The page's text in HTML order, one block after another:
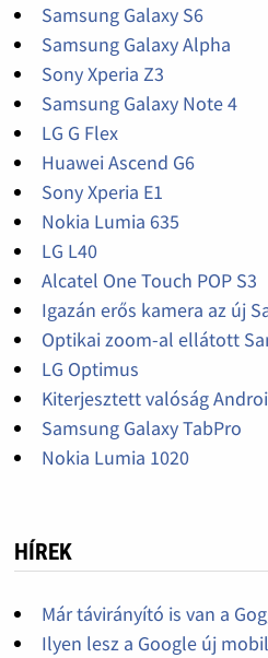
Samsung Galaxy S6
Samsung Galaxy Alpha
Sony Xperia Z3
Samsung Galaxy Note 4
LG G Flex
Huawei Ascend G6
Sony Xperia E1
Nokia Lumia 635
LG L40
Alcatel One Touch POP S3
Igazán erős kamera az új
Optikai zoom-al ellátott
LG Optimus
Kiterjesztett valóság
Samsung Galaxy TabPro
Nokia Lumia 1020
HÍREK
Már távirányító is van a
Ilyen lesz a Google új